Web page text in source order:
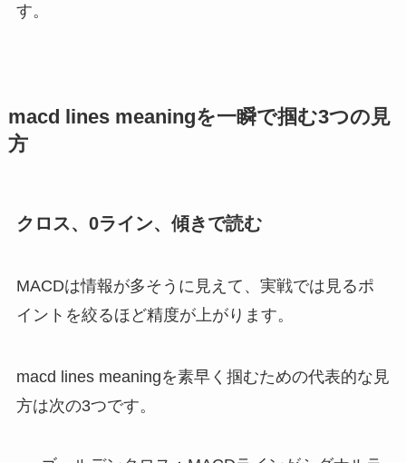
す。
macd lines meaningを一瞬で掴む3つの見
方
クロス、0ライン、傾きで読む
MACDは情報が多そうに見えて、実戦では見るポ
イントを絞るほど精度が上がります。
macd lines meaningを素早く掴むための代表的な見
方は次の3つです。